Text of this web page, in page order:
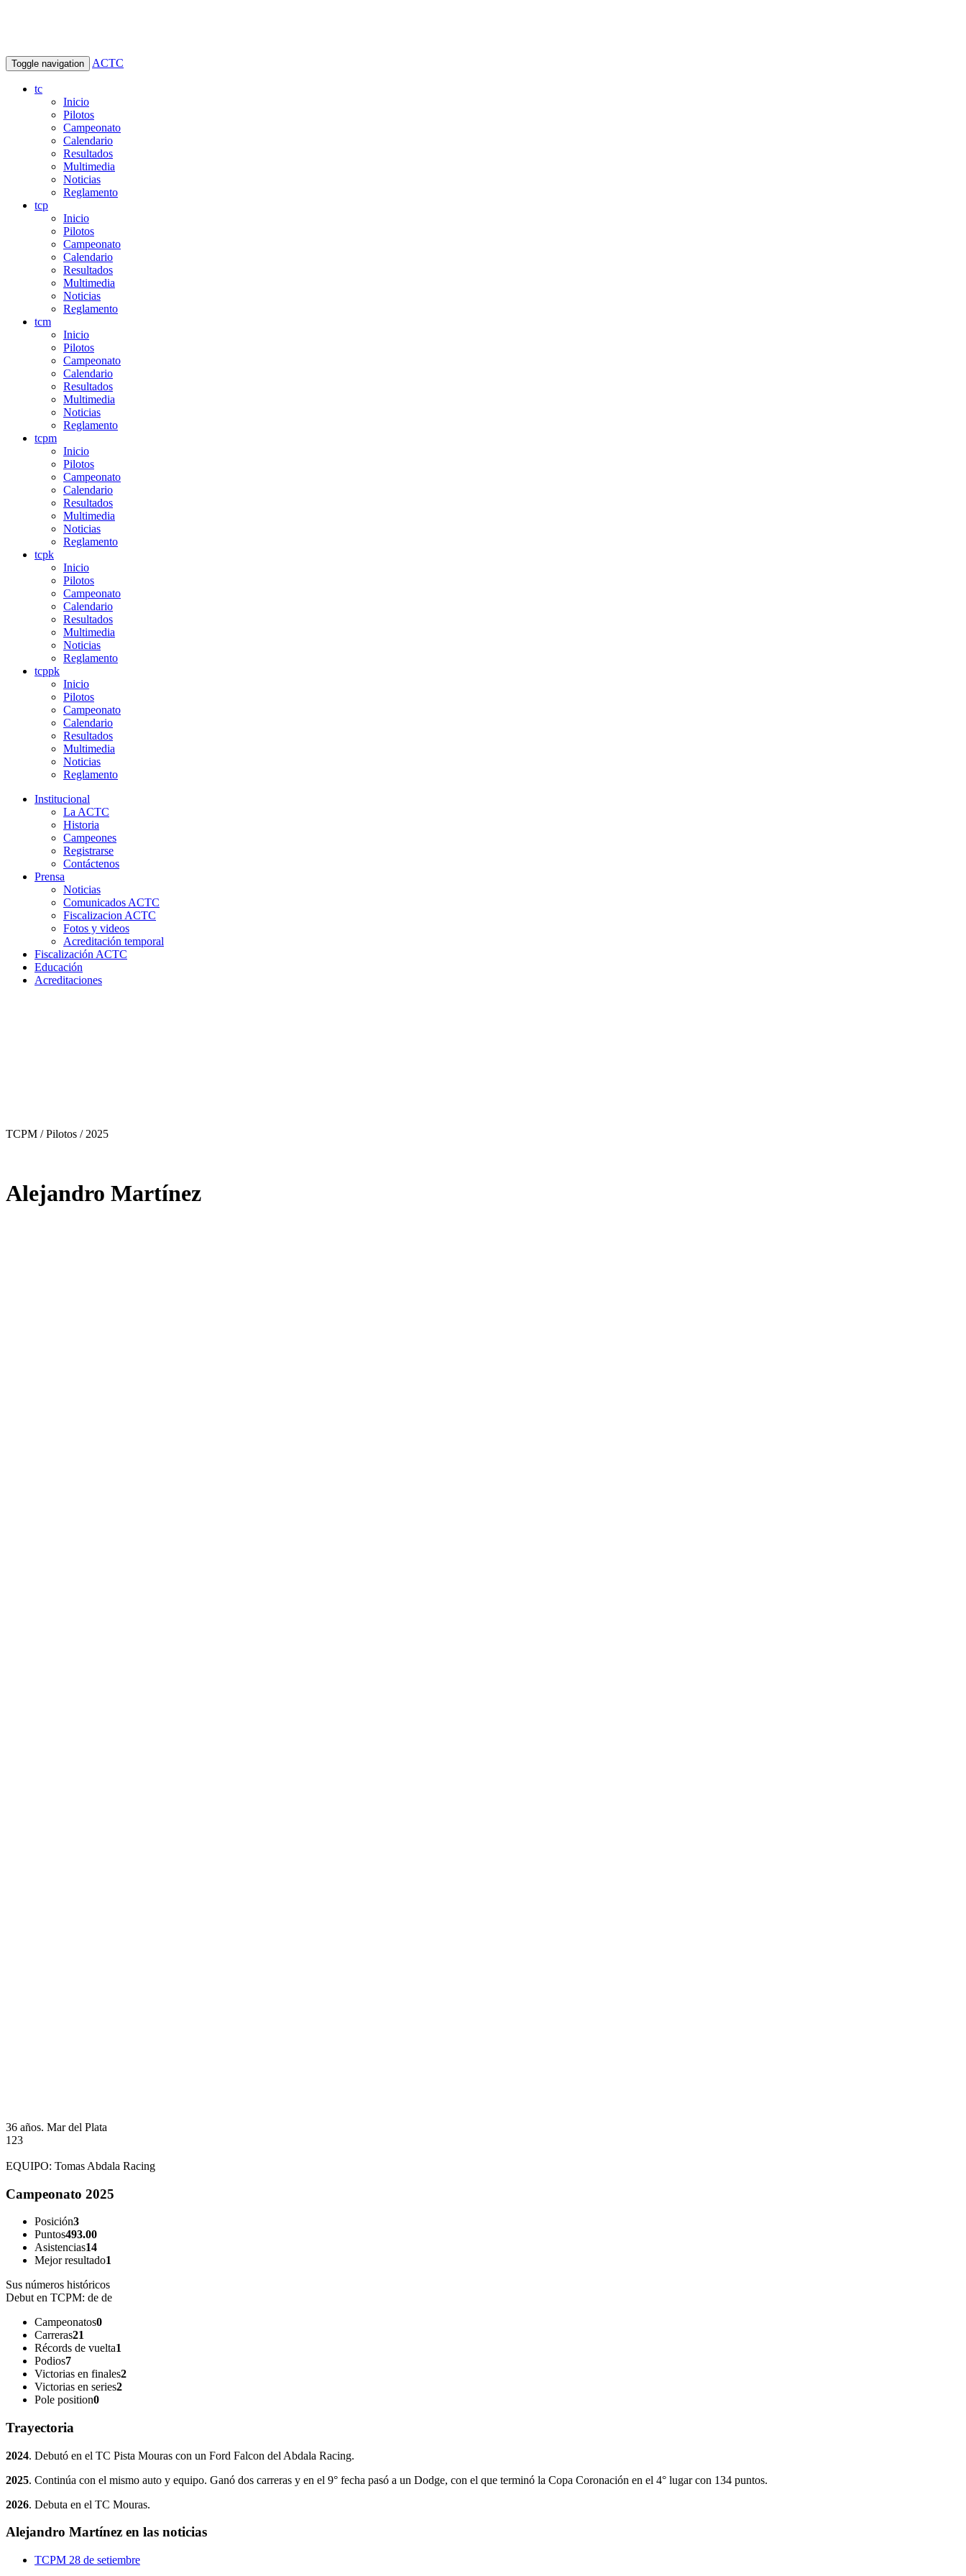
Toggle navigation ACTC
tc
Inicio
Pilotos
Campeonato
Calendario
Resultados
Multimedia
Noticias
Reglamento
tcp
Inicio
Pilotos
Campeonato
Calendario
Resultados
Multimedia
Noticias
Reglamento
tcm
Inicio
Pilotos
Campeonato
Calendario
Resultados
Multimedia
Noticias
Reglamento
tcpm
Inicio
Pilotos
Campeonato
Calendario
Resultados
Multimedia
Noticias
Reglamento
tcpk
Inicio
Pilotos
Campeonato
Calendario
Resultados
Multimedia
Noticias
Reglamento
tcppk
Inicio
Pilotos
Campeonato
Calendario
Resultados
Multimedia
Noticias
Reglamento
Institucional
La ACTC
Historia
Campeones
Registrarse
Contáctenos
Prensa
Noticias
Comunicados ACTC
Fiscalizacion ACTC
Fotos y videos
Acreditación temporal
Fiscalización ACTC
Educación
Acreditaciones
TCPM / Pilotos / 2025
Alejandro Martínez
36 años. Mar del Plata
123
EQUIPO: Tomas Abdala Racing
Campeonato 2025
Posición3
Puntos493.00
Asistencias14
Mejor resultado1
Sus números históricos
Debut en TCPM: de de
Campeonatos0
Carreras21
Récords de vuelta1
Podios7
Victorias en finales2
Victorias en series2
Pole position0
Trayectoria
2024. Debutó en el TC Pista Mouras con un Ford Falcon del Abdala Racing.
2025. Continúa con el mismo auto y equipo. Ganó dos carreras y en el 9° fecha pasó a un Dodge, con el que terminó la Copa Coronación en el 4° lugar con 134 puntos.
2026. Debuta en el TC Mouras.
Alejandro Martínez en las noticias
TCPM 28 de setiembre